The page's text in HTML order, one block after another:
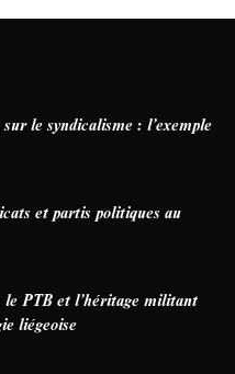
le syndicalisme : l’exemple
et partis politiques au
le PTB et l’héritage militant
liégeoise